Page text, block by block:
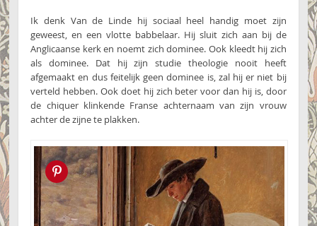
Ik denk Van de Linde hij sociaal heel handig moet zijn
geweest, en een vlotte babbelaar. Hij sluit zich aan bij de
Anglicaanse kerk en noemt zich dominee. Ook kleedt hij zich
als dominee. Dat hij zijn studie theologie nooit heeft
afgemaakt en dus feitelijk geen dominee is, zal hij er niet bij
verteld hebben. Ook doet hij zich beter voor dan hij is, door
de chiquer klinkende Franse achternaam van zijn vrouw
achter de zijne te plakken.
Pin this!